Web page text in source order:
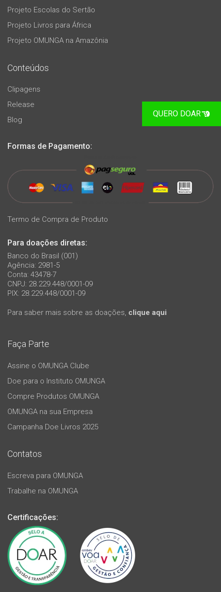
Projeto Escolas do Sertão
Projeto Livros para África
Projeto OMUNGA na Amazônia
Conteúdos
Clipagens
Release
Blog
Formas de Pagamento:
Termo de Compra de Produto
Para doações diretas:
Banco do Brasil (001)
Agência: 2981-5
Conta: 43478-7
CNPJ: 28.229.448/0001-09
PIX: 28.229.448/0001-09
Para saber mais sobre as doações, clique aqui
Faça Parte
Assine o OMUNGA Clube
Doe para o Instituto OMUNGA
Compre Produtos OMUNGA
OMUNGA na sua Empresa
Campanha Doe Livros 2025
Contatos
Escreva para OMUNGA
Trabalhe na OMUNGA
Certificações:
QUERO DOAR